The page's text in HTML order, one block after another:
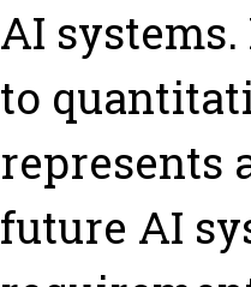
AI
to
represents
future AI